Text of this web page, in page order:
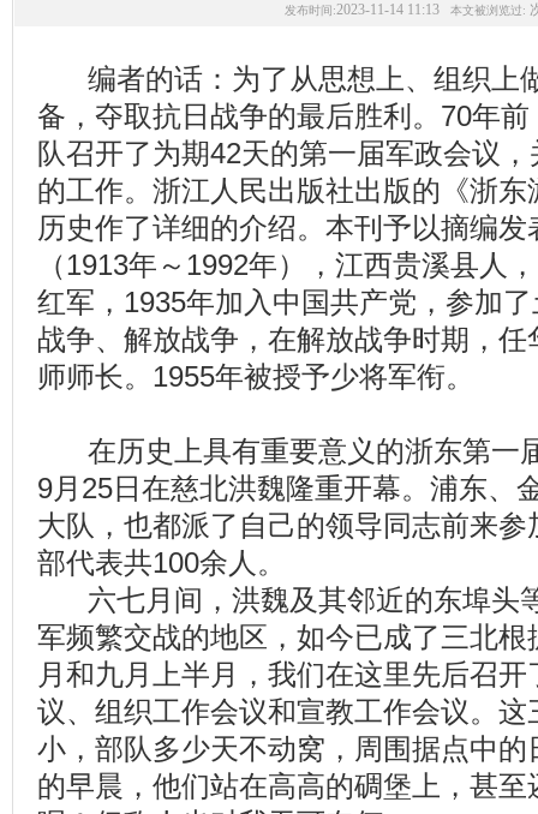
发布时间:2023-11-14 11:13 本文被浏览过:
编者的话：为了从思想上、组织上
备，夺取抗日战争的最后胜利。70年
队召开了为期42天的第一届军政会议
的工作。浙江人民出版社出版的《浙
历史作了详细的介绍。本刊予以摘编
（1913年～1992年），江西贵溪县人
红军，1935年加入中国共产党，参加
战争、解放战争，在解放战争时期，
师师长。1955年被授予少将军衔。
在历史上具有重要意义的浙东第一
9月25日在慈北洪魏隆重开幕。浦东、
大队，也都派了自己的领导同志前来
部代表共100余人。
六七月间，洪魏及其邻近的东埠头
军频繁交战的地区，如今已成了三北
月和九月上半月，我们在这里先后召
议、组织工作会议和宣教工作会议。
小，部队多少天不动窝，周围据点中
的早晨，他们站在高高的碉堡上，甚